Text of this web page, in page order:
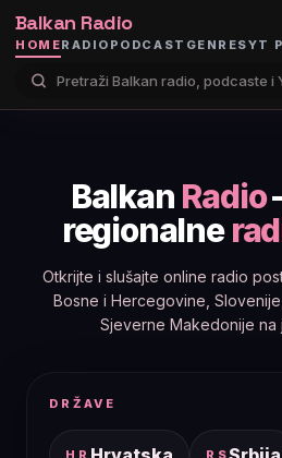
Balkan Radio
HOMERADIO PODCAST GENRESYT
Balkan Radio
regionalne
Otkrijte i slušajte online radio
Bosne i Hercegovine,
Sjeverne Makedonije na
DRŽAVE
HR RS